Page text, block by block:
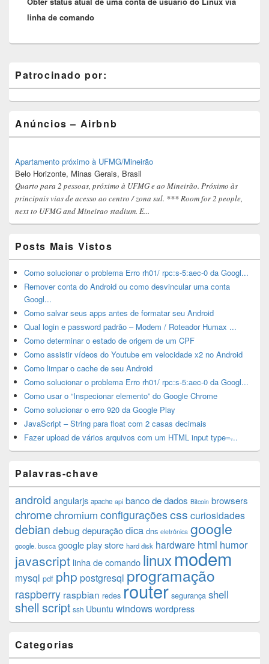
linha de comando
Sidebar
Widget
Area
Patrocinado por:
Anúncios – Airbnb
Apartamento próximo à UFMG/Mineirão
Belo Horizonte, Minas Gerais, Brasil
Quarto para 2 pessoas, próximo à UFMG e ao Mineirão. Próximo às
principais vias de acesso ao centro / zona sul. *** Room for 2 people,
next to UFMG and Mineirao stadium. E...
Posts Mais Vistos
Como solucionar o problema Erro rh01/ rpc:s-5:aec-0 da Googl...
Remover conta do Android ou como desvincular uma conta
Googl...
Como salvar seus apps antes de formatar seu Android
Qual login e password padrão – Modem / Roteador Humax ...
Como determinar o estado de origem de um CPF
Como assistir vídeos do Youtube em velocidade x2 no Android
Como limpar o cache de seu Android
Como solucionar o problema Erro rh01/ rpc:s-5:aec-0 da Googl...
Como usar o “Inspecionar elemento” do Google Chrome
Como solucionar o erro 920 da Google Play
JavaScript – String para float com 2 casas decimais
Fazer upload de vários arquivos com um HTML input type=̶...
Palavras-chave
android angularjs apache api banco de dados Bitcoin browsers
chromechromium configurações css curiosidades
debian debug depuraçãodica dns eletrônica google
google. busca google play store hard disk hardware html humor
javascript linha de comando linux modem
mysql pdf php postgresql programação
raspberry raspbian redes router segurança shell
shell script ssh Ubuntu windows wordpress
Categorias